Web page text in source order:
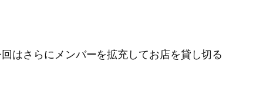
はさらにメンバーを拡充してお店を貸し切る